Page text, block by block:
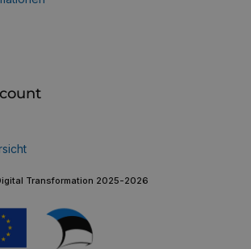
Transformation 2025-2026